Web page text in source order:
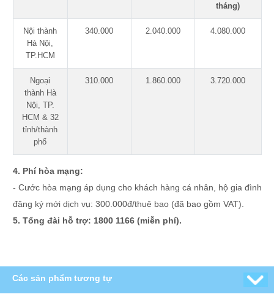
tháng)
Nội thành
Hà Nội,
TP.HCM
340.000 2.040.000 4.080.000
Ngoại
thành Hà
Nội, TP.
HCM & 32
tỉnh/thành
phố
310.000 1.860.000 3.720.000
4. Phí hòa mạng:
- Cước hòa mạng áp dụng cho khách hàng cá nhân, hộ gia đình
đăng ký mới dịch vụ: 300.000đ/thuê bao (đã bao gồm VAT).
5. Tổng đài hỗ trợ: 1800 1166 (miễn phí).
Các sản phẩm tương tự